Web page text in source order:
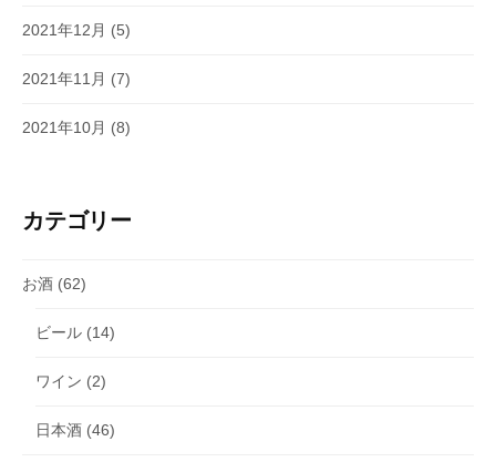
2021年12月 (5)
2021年11月 (7)
2021年10月 (8)
カテゴリー
お酒 (62)
ビール (14)
ワイン (2)
日本酒 (46)